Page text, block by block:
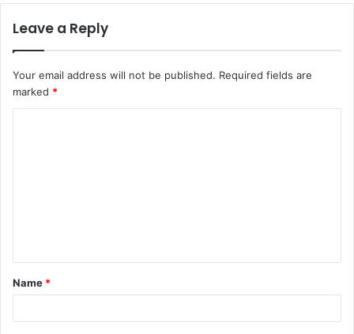
Leave a Reply
Your email address will not be published. Required fields are
marked *
t
*
Name *